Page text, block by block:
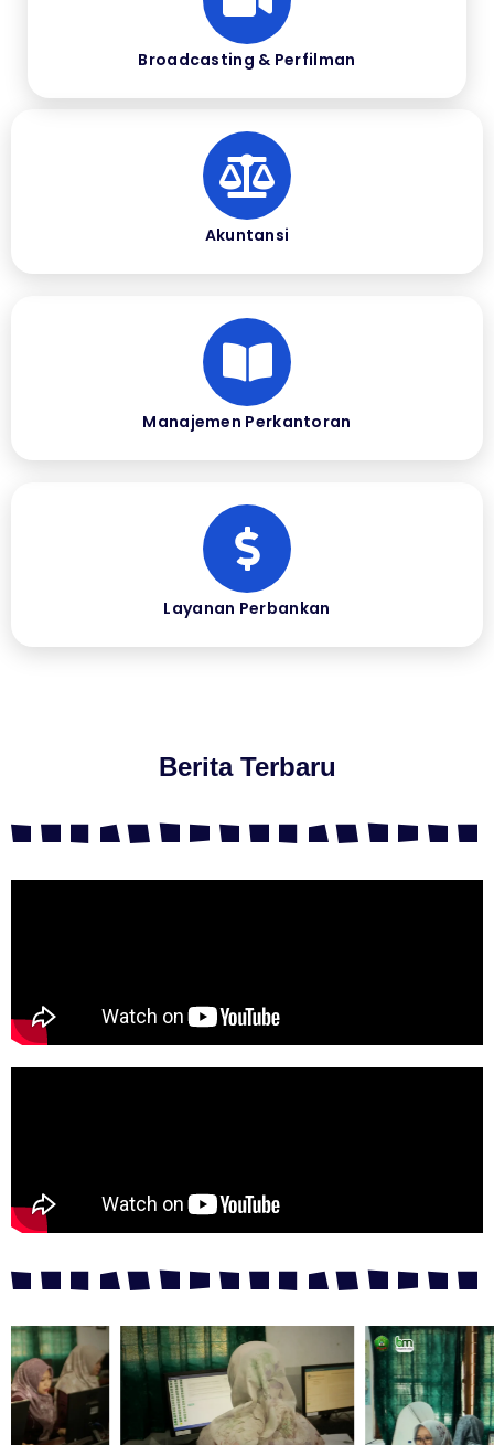
Broadcasting & Perfilman
Akuntansi
Manajemen Perkantoran
Layanan Perbankan
Berita Terbaru